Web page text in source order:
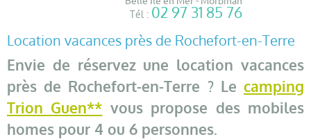
Tél : 02 97 31 85 76
Location vacances près de Rochefort-en-Terre
Envie de réservez une location vacances
près de Rochefort-en-Terre ? Le camping
Trion Guen** vous propose des mobiles
homes pour 4 ou 6 personnes.